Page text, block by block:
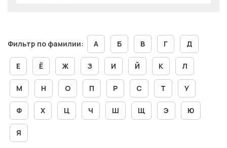
Фильтр по фамилии: А Б В Г Д
Е Ё Ж З И Й К Л
М Н О П Р С Т У
Ф Х Ц Ч Ш Щ Э Ю
Я